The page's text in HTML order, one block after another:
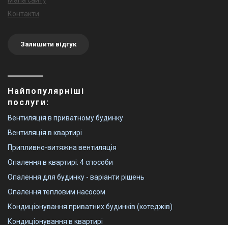
Контакти
Залишити відгук
Найпопулярніші
послуги:
Вентиляція в приватному будинку
Вентиляція в квартирі
Припливно-витяжна вентиляція
Опалення в квартирі: 4 способи
Опалення для будинку - варіанти рішень
Опалення тепловим насосом
Кондиціонування приватних будинків (котеджів)
Кондиціонування в квартирі